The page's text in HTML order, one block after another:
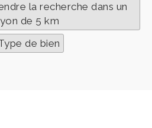
la recherche dans un
de 5 km
de bien